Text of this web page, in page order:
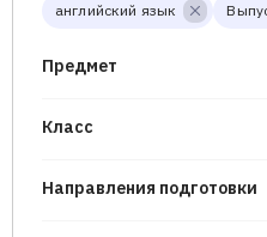
английский язык
Предмет
Класс
Направления подготовки